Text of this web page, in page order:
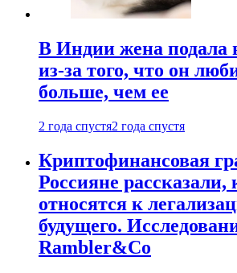
В Индии жена подала
из-за того, что он
больше, чем ее
2 года спустя2 года спустя
Криптофинансовая
Россияне рассказали,
относятся к
будущего.
Rambler&Co